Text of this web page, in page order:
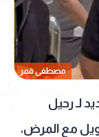
مصطفى قمر
لـ رحيل
مع المرض،